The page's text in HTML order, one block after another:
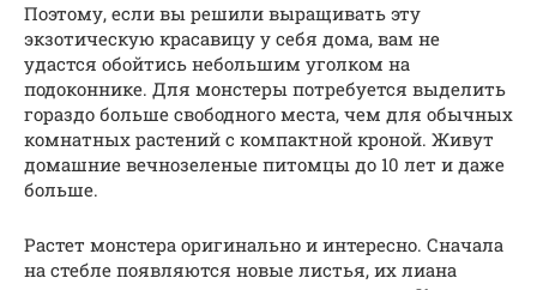
Поэтому, если вы решили выращивать эту
экзотическую красавицу у себя дома, вам не
удастся обойтись небольшим уголком на
подоконнике. Для монстеры потребуется выделить
гораздо больше свободного места, чем для обычных
комнатных растений с компактной кроной. Живут
домашние вечнозеленые питомцы до 10 лет и даже
больше.
Растет монстера оригинально и интересно. Сначала
на стебле появляются новые листья, их лиана